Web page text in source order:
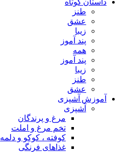
داستان کوتاه
طنز
عشق
زیبا
پند آموز
همه
پند آموز
زیبا
طنز
عشق
آموزش آشپزی
آشپزی
مرغ و پرندگان
تخم مرغ و املت
کوفته ، کوکو و دلمه
غذاهای فرنگی